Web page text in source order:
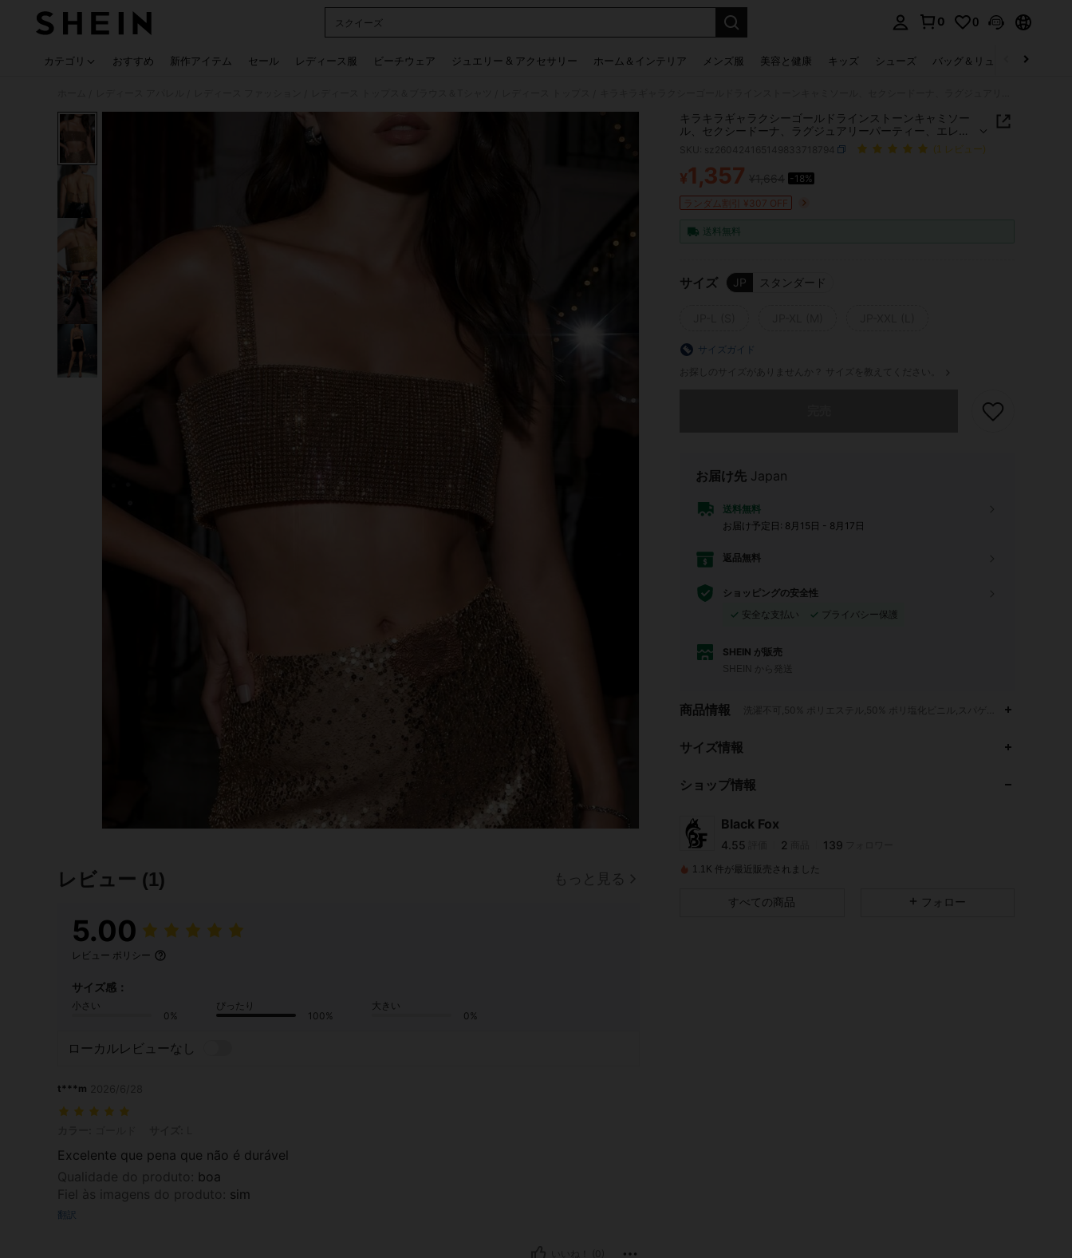
スクイーズ
0 0
カテゴリ おすすめ 新作アイテム セール レディース服 ビーチウェア ジュエリー & アクセサリー ホーム＆インテリア メンズ服 美容と健康 キッズ シューズ バッグ＆リュック
レビュー (1) もっと見る
5.00
レビュー ポリシー
サイズ感：
小さい
0%
ぴったり
100%
大きい
0%
ローカルレビューなし
t***m
Excelente que pena que não é durável
Qualidade do produto : boa
Fiel às imagens do produto : sim
翻訳
キラキラギャラクシーゴールドラインストーンキャミソー
ル、セクシードーナ、ラグジュアリーパーティー、エレガ
ントレディスタイルに適し、非常に多用途な夏
(1 レビュー)
PRICE AND AVAILABILITY
¥1,357 -18%
ランダム割引 ¥307 OFF
送料無料
サイズ JP スタンダード
サイズガイド
お探しのサイズがありませんか？ サイズを教えてください。
お届け先 Japan
送料無料
お届け予定日: 8月15日 - 8月17日
返品無料
ショッピングの安全性
安全な支払い
プライバシー保護
SHEIN が販売
SHEIN から発送
商品情報 洗濯不可,50% ポリエステル,50% ポリ塩化ビニル,スパゲッティストラップ
サイズ情報
ショップ情報
Black Fox
4.55
4.55
が にフォローしました
4.55
2
1.1K 件が最近販売されました
すべての商品 フォロー